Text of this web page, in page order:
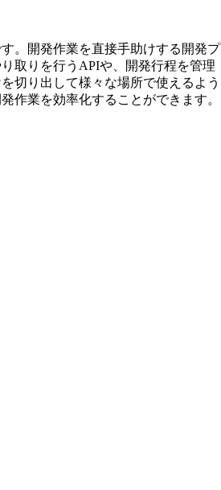
。開発作業を直接手助けする開発プ
取りを行うAPIや、開発行程を管理
切り出して様々な場所で使えるよう
作業を効率化することができます。